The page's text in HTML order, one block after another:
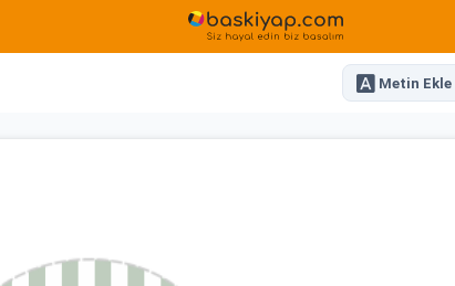
Metin Ekle